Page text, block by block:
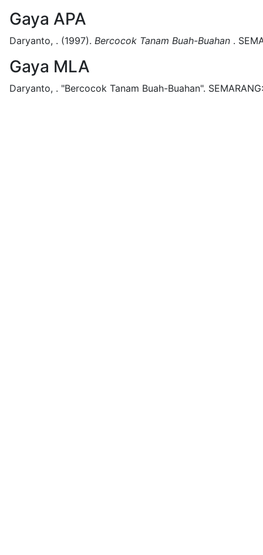
Gaya APA
Daryanto, . (1997). Bercocok Tanam Buah-Buahan .
Gaya MLA
Daryanto, . "Bercocok Tanam Buah-Buahan". SEMARANG: